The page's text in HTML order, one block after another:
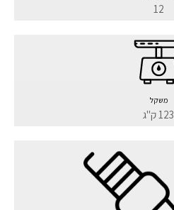
12
משקל
123 ק"ג